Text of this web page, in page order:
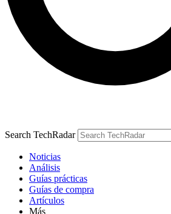
Search TechRadar
Noticias
Análisis
Guías prácticas
Guías de compra
Artículos
Más